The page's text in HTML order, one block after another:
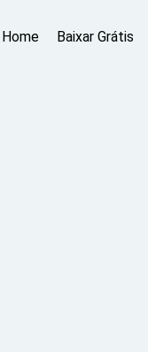
Home Baixar Grátis